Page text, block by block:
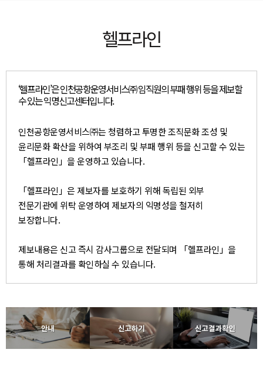
헬프라인
‘헬프라인’은 인천공항운영서비스㈜ 임직원의 부패 행위 등을 제보할
수 있는 익명신고센터입니다.
인천공항운영서비스㈜는 청렴하고 투명한 조직문화 조성 및
윤리문화 확산을 위하여 부조리 및 부패 행위 등을 신고할 수 있는
「헬프라인」을 운영하고 있습니다.
「헬프라인」은 제보자를 보호하기 위해 독립된 외부
전문기관에 위탁 운영하여 제보자의 익명성을 철저히
보장합니다.
제보내용은 신고 즉시 감사그룹으로 전달되며 「헬프라인」을
통해 처리결과를 확인하실 수 있습니다.